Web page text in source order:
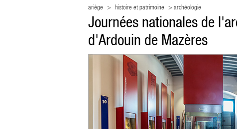
ariège > histoire et patrimoine > archéologie
Journées nationales de
d'Ardouin de Mazères